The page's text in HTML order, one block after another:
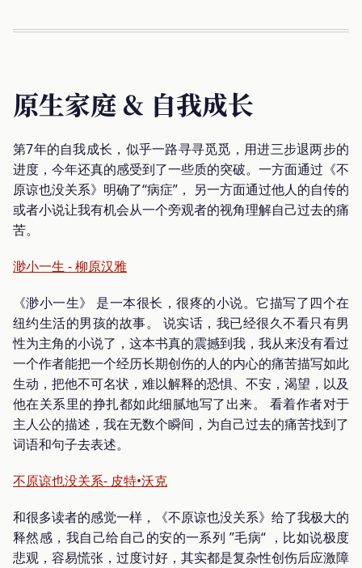
原生家庭 & 自我成长
第7年的自我成长，似乎一路寻寻觅觅，用进三步退两步的
进度，今年还真的感受到了一些质的突破。一方面通过《不
原谅也没关系》明确了“病症”， 另一方面通过他人的自传的
或者小说让我有机会从一个旁观者的视角理解自己过去的痛
苦。
渺小一生 - 柳原汉雅
《渺小一生》 是一本很长，很疼的小说。它描写了四个在
纽约生活的男孩的故事。 说实话，我已经很久不看只有男
性为主角的小说了，这本书真的震撼到我，我从来没有看过
一个作者能把一个经历长期创伤的人的内心的痛苦描写如此
生动，把他不可名状，难以解释的恐惧、不安，渴望，以及
他在关系里的挣扎都如此细腻地写了出来。 看着作者对于
主人公的描述，我在无数个瞬间，为自己过去的痛苦找到了
词语和句子去表述。
不原谅也没关系- 皮特•沃克
和很多读者的感觉一样，《不原谅也没关系》给了我极大的
释然感，我自己给自己的安的一系列 ”毛病“ ，比如说极度
悲观，容易慌张，过度讨好，其实都是复杂性创伤后应激障